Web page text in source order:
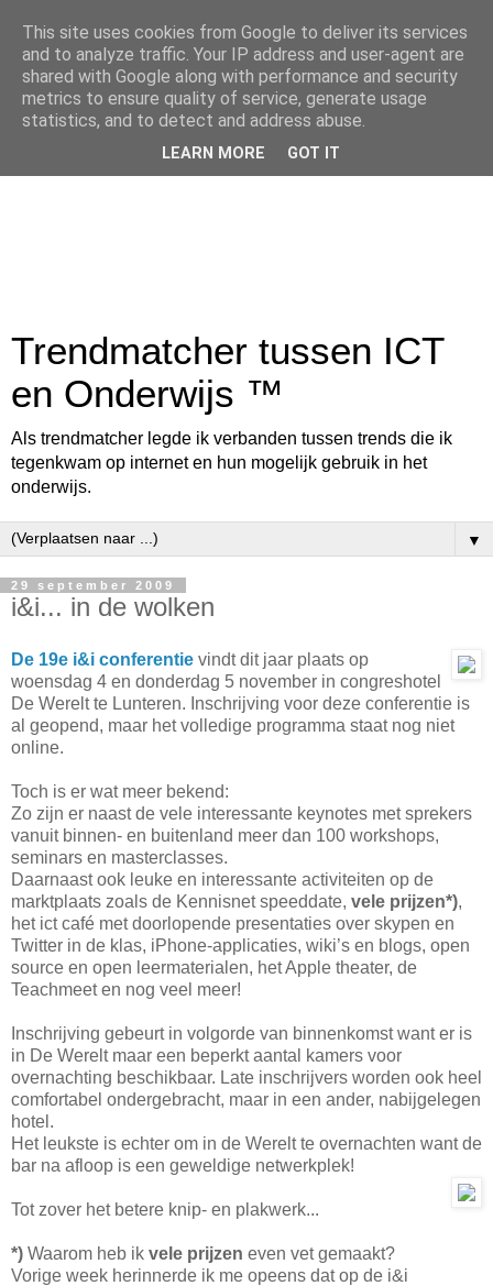
Trendmatcher tussen ICT
en Onderwijs ™
Als trendmatcher legde ik verbanden tussen trends die ik
tegenkwam op internet en hun mogelijk gebruik in het
onderwijs.
▼
29 september 2009
i&i... in de wolken
De 19e i&i conferentie vindt dit jaar plaats op
woensdag 4 en donderdag 5 november in congreshotel
De Werelt te Lunteren. Inschrijving voor deze conferentie is
al geopend, maar het volledige programma staat nog niet
online.
Toch is er wat meer bekend:
Zo zijn er naast de vele interessante keynotes met sprekers
vanuit binnen- en buitenland meer dan 100 workshops,
seminars en masterclasses.
Daarnaast ook leuke en interessante activiteiten op de
marktplaats zoals de Kennisnet speeddate, vele prijzen*),
het ict café met doorlopende presentaties over skypen en
Twitter in de klas, iPhone-applicaties, wiki’s en blogs, open
source en open leermaterialen, het Apple theater, de
Teachmeet en nog veel meer!
Inschrijving gebeurt in volgorde van binnenkomst want er is
in De Werelt maar een beperkt aantal kamers voor
overnachting beschikbaar. Late inschrijvers worden ook heel
comfortabel ondergebracht, maar in een ander, nabijgelegen
hotel.
Het leukste is echter om in de Werelt te overnachten want de
bar na afloop is een geweldige netwerkplek!
Tot zover het betere knip- en plakwerk...
*) Waarom heb ik vele prijzen even vet gemaakt?
Vorige week herinnerde ik me opeens dat op de i&i
This site uses cookies from Google to deliver its services
and to analyze traffic. Your IP address and user-agent are
shared with Google along with performance and security
metrics to ensure quality of service, generate usage
statistics, and to detect and address abuse.
LEARN MORE GOT IT